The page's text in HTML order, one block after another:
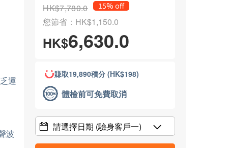
運
波
HK$7,780.0 15% off
您節省：HK$1,150.0
HK$6,630.0
賺取19,890積分 (HK$198)
體檢前可免費取消
請選擇日期 (驗身客戶一)